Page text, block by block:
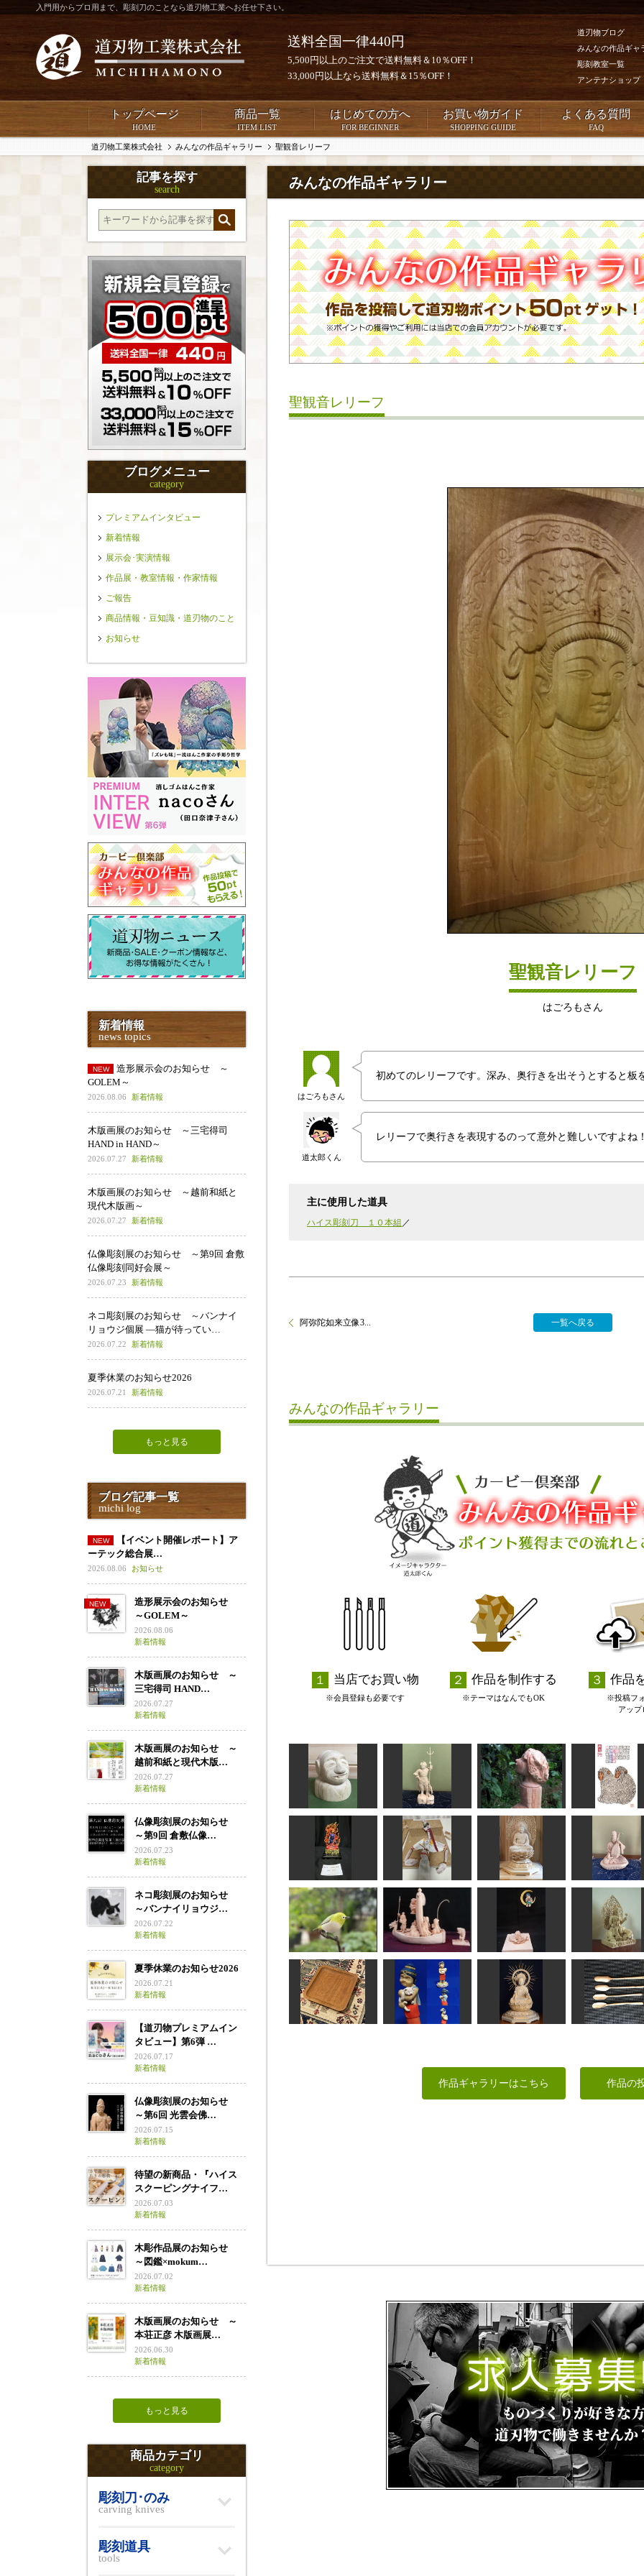
入門用からプロ用まで、彫刻刀のことなら道刃物工業へお任せ下さい。
送料全国一律440円
5,500円以上のご注文で送料無料＆10％OFF！
33,000円以上なら送料無料＆15％OFF！
道刃物ブログ
みんなの作品ギャ
彫刻教室一覧
アンテナショップ
トップページ
HOME
商品一覧
ITEM LIST
はじめての方へ
FOR BEGINNER
お買い物ガイド
SHOPPING GUIDE
よくある質問
FAQ
道刃物工業株式会社 みんなの作品ギャラリー 聖観音レリーフ
みんなの作品ギャラリー
聖観音レリーフ
聖観音レリーフ
はごろもさん
はごろもさん
初めてのレリーフです。深み、奥行きを出そうとすると板
道太郎くん
レリーフで奥行きを表現するのって意外と難しいですよね
主に使用した道具
ハイス彫刻刀 １０本組
阿弥陀如来立像3... 一覧へ戻る
みんなの作品ギャラリー
当店でお買い物
※会員登録も必要です
作品を制作する
※テーマはなんでもOK
作品
※投稿フ
アップ
羅漢
msuganuma
因達羅大将
みっちゃん
少女
sigesama
2016年1月 版
レンダ
fuku
不動明王坐像
ja34f810
マリオネット（2
号）
キンタキンテ。
阿弥陀如来坐像
合之内麻呂
弁財天
みっちゃん
メジロ
MINI
宝船・七福神
kiyonk
水月かのん
kiyonk
普賢菩薩
ちゅうさん
子猫と、かのん 地蔵菩薩坐像
はぐれ庵
デザート用スプ
ムーミンパパ
作品ギャラリーはこちら 作品の
記事を探す
search
ブログメニュー
category
プレミアムインタビュー
新着情報
展示会･実演情報
作品展・教室情報・作家情報
ご報告
商品情報・豆知識・道刃物のこと
お知らせ
新着情報
news topics
造形展示会のお知らせ ～
GOLEM～
2026.08.06 新着情報
木版画展のお知らせ ～三宅得司
HAND in HAND～
2026.07.27 新着情報
木版画展のお知らせ ～越前和紙と
現代木版画～
2026.07.27 新着情報
仏像彫刻展のお知らせ ～第9回 倉敷
仏像彫刻同好会展～
2026.07.23 新着情報
ネコ彫刻展のお知らせ ～バンナイ
リョウジ個展 ―猫が待ってい…
2026.07.22 新着情報
夏季休業のお知らせ2026
2026.07.21 新着情報
もっと見る
ブログ記事一覧
michi log
【イベント開催レポート】ア
ーテック総合展…
2026.08.06 お知らせ
造形展示会のお知らせ
～GOLEM～
2026.08.06
新着情報
木版画展のお知らせ ～
三宅得司 HAND…
2026.07.27
新着情報
木版画展のお知らせ ～
越前和紙と現代木版…
2026.07.27
新着情報
仏像彫刻展のお知らせ
～第9回 倉敷仏像…
2026.07.23
新着情報
ネコ彫刻展のお知らせ
～バンナイリョウジ…
2026.07.22
新着情報
夏季休業のお知らせ2026
2026.07.21
新着情報
【道刃物プレミアムイン
タビュー】第6弾 …
2026.07.17
新着情報
仏像彫刻展のお知らせ
～第6回 光雲会佛…
2026.07.15
新着情報
待望の新商品・『ハイス
スクーピングナイフ…
2026.07.03
新着情報
木彫作品展のお知らせ
～図鑑×mokum…
2026.07.02
新着情報
木版画展のお知らせ ～
本荘正彦 木版画展…
2026.06.30
新着情報
もっと見る
商品カテゴリ
category
彫刻刀･のみ
carving knives
彫刻道具
tools